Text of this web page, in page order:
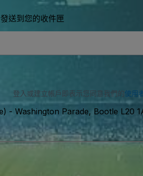
送到您的收件匣
登入或建立帳戶即表示您同意我們的 使用
- Washington Parade, Bootle L20